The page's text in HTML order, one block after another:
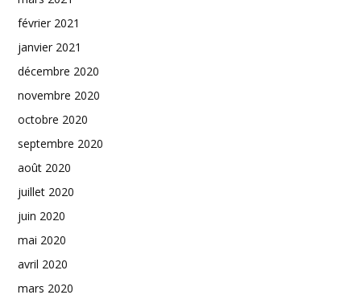
février 2021
janvier 2021
décembre 2020
novembre 2020
octobre 2020
septembre 2020
août 2020
juillet 2020
juin 2020
mai 2020
avril 2020
mars 2020